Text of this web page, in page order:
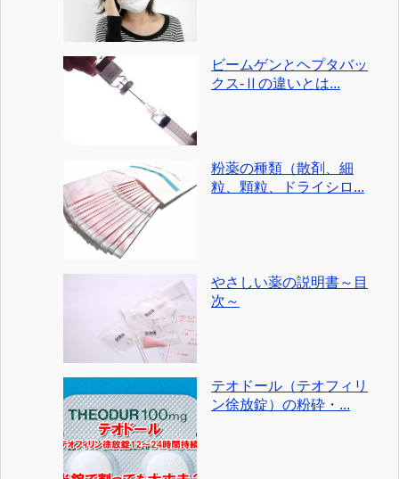
ビームゲンとヘプタバッ
クス-Ⅱの違いとは...
粉薬の種類（散剤、細
粒、顆粒、ドライシロ...
やさしい薬の説明書～目
次～
テオドール（テオフィリ
ン徐放錠）の粉砕・...